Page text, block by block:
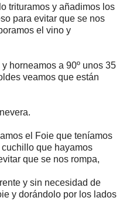
trituramos y añadimos los
para evitar que se nos
el vino y
horneamos a 90º unos 35
veamos que están
el Foie que teníamos
que hayamos
que se nos rompa,
y sin necesidad de
y dorándolo por los lados